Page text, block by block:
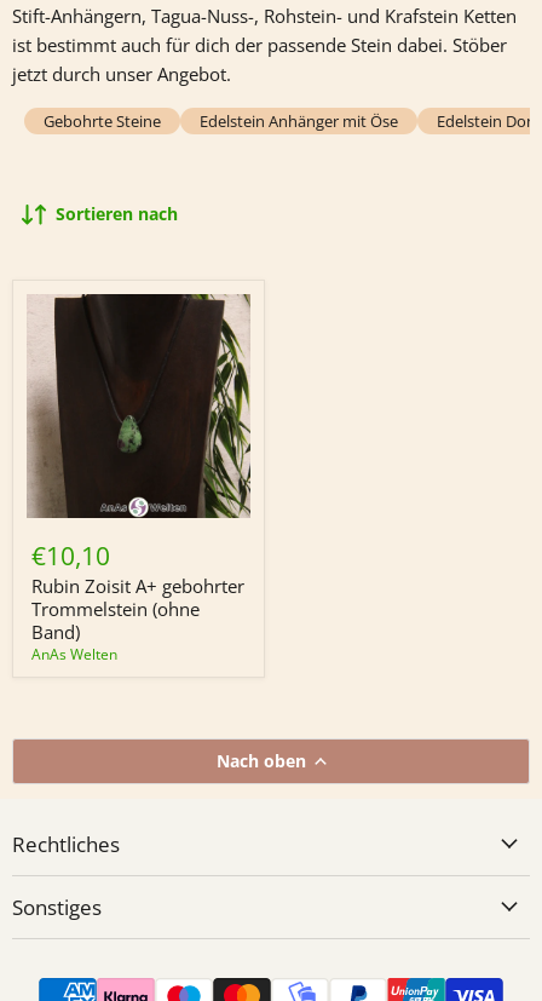
Stift-Anhängern, Tagua-Nuss-, Rohstein- und Krafstein Ketten
ist bestimmt auch für dich der passende Stein dabei. Stöber
jetzt durch unser Angebot.
Gebohrte Steine Edelstein Anhänger mit Öse Edelstein
Sortieren nach
Rubin
Zoisit
A+
gebohrter
Trommelstein
(ohne
Band)
€10,10
Rubin Zoisit A+ gebohrter
Trommelstein (ohne
Band)
AnAs Welten
Nach oben
Rechtliches
Sonstiges